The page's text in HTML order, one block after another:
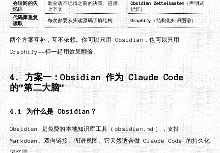
会话间的失
忆症
新会话不记得之前的决策、进度、
上下文
Obsidian Zettelkasten （声明式
记忆）
代码库重复
读取
每次都要从头读源码了解结构 Graphify （结构化知识图谱）
两个方案互补，互不依赖。你可以只用 Obsidian，也可以只用
Graphify——但一起用效果翻倍。
4. 方案一：Obsidian 作为 Claude Code
的”第二大脑”
4.1 为什么是 Obsidian？
Obsidian 是免费的本地知识库工具（ obsidian.md ），支持
Markdown、双向链接、图谱视图。它天然适合做 Claude Code 的持久化